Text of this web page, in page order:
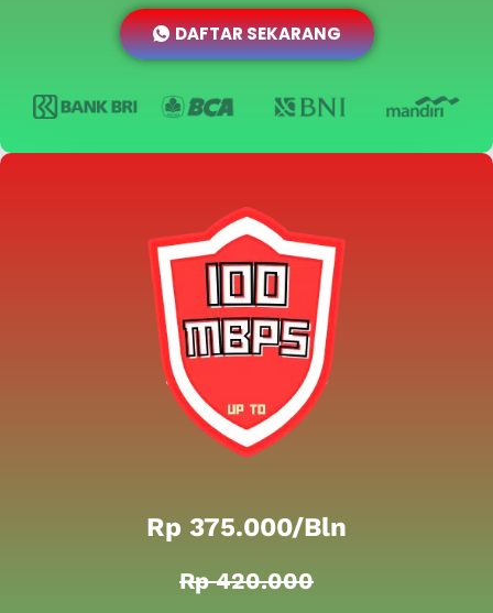
DAFTAR SEKARANG
Rp 375.000/bln
Rp 420.000